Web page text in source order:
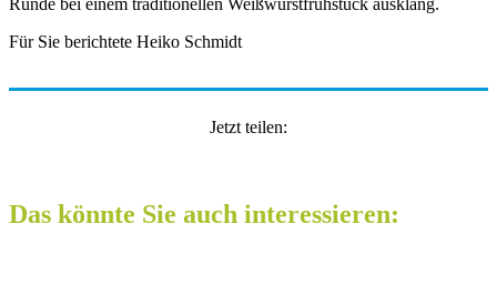
Für Sie berichtete Heiko Schmidt
Jetzt teilen:
Das könnte Sie auch interessieren: